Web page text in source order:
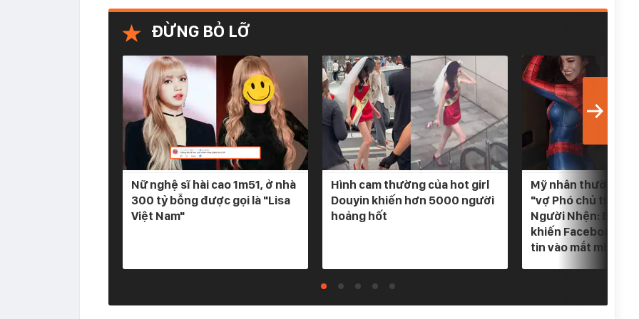
ĐỪNG BỎ LỠ
Nữ nghệ sĩ hài cao 1m51, ở nhà
300 tỷ bỗng được gọi là "Lisa
Việt Nam"
Hình cam thường của hot girl
Douyin khiến hơn 5000 người
hoảng hốt
Mỹ nhân thường
"vợ Phó chủ tịch"
Người Nhện: Body
khiến Facebook
tin vào mắt mình